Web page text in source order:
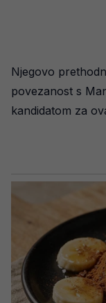
Njegovo
povezanost s
kandidatom za